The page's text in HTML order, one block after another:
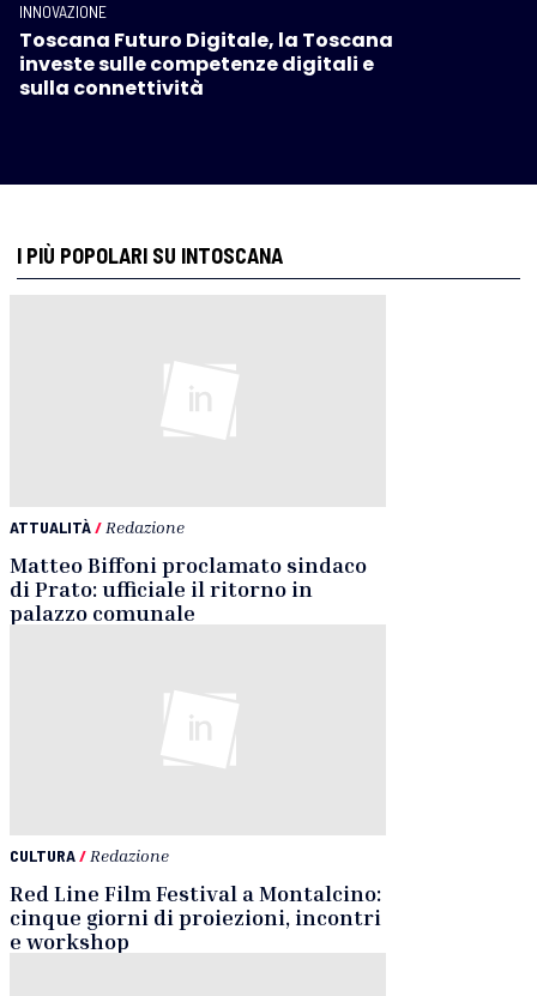
INNOVAZIONE
Toscana Futuro Digitale, la Toscana
investe sulle competenze digitali e
sulla connettività
I PIÙ POPOLARI SU INTOSCANA
ATTUALITÀ/ Redazione
Matteo Biffoni proclamato sindaco
di Prato: ufficiale il ritorno in
palazzo comunale
CULTURA/ Redazione
Red Line Film Festival a Montalcino:
cinque giorni di proiezioni, incontri
e workshop